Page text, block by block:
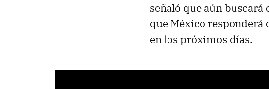
señaló que aún buscará
que México responderá
en los próximos días.